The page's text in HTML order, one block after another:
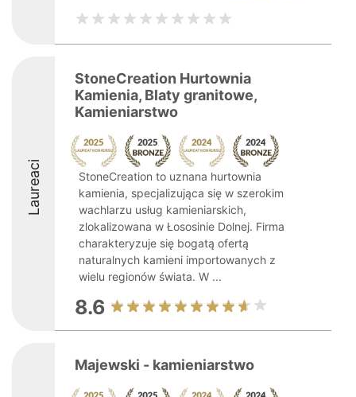
Laureaci
StoneCreation Hurtownia
Kamienia, Blaty granitowe,
Kamieniarstwo
StoneCreation to uznana hurtownia
kamienia, specjalizująca się w szerokim
wachlarzu usług kamieniarskich,
zlokalizowana w Łososinie Dolnej. Firma
charakteryzuje się bogatą ofertą
naturalnych kamieni importowanych z
wielu regionów świata. W ...
8.6
Majewski - kamieniarstwo